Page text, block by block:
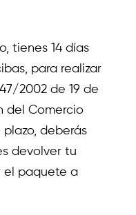
tienes 14 días
para realizar
2002 de 19 de
del Comercio
plazo, deberás
devolver tu
el paquete a